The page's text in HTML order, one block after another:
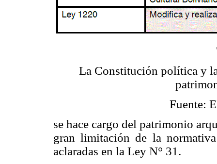
La Constitución política y
Fuente:
se hace cargo del patrimonio
gran limitación de la
aclaradas en la Ley N° 31.